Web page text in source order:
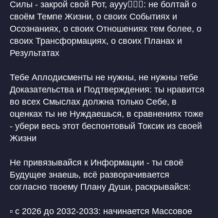
Силы - закрой свой Рот, аууу🙋🏼‍♀️: не болтай о
своём Темпе Жизни, о своих Событиях и
Осознаниях, о своих Отношениях тем более, о
своих Трансформациях, о своих Планах и
Результатах
Тебе Аплодисменты не нужны, не нужны тебе
Доказательства и Подтверждения: ты нравится
во всех Смыслах должна только Себе, в
оценках ты не Нуждаешься, в сравнениях тоже
- убери весь этот беспонтовый Токсик из своей
Жизни
Не привязывайся к Информации - ты своё
Будущее знаешь, всё разворачивается
согласно твоему Плану Души, раскрывайся:
▫️ с 2026 до 2032-2033: начинается Массовое